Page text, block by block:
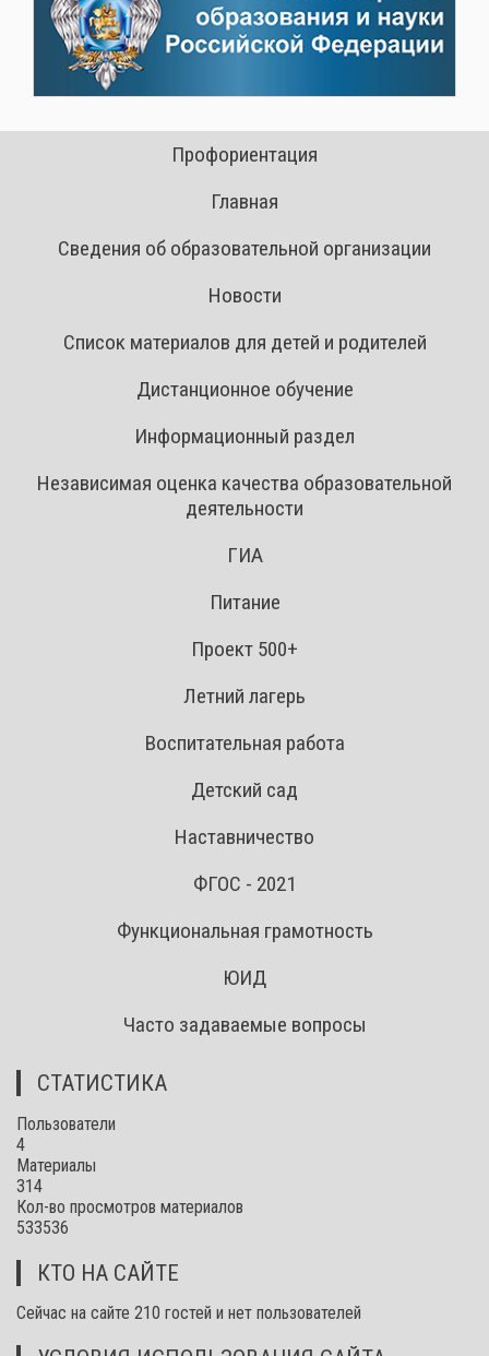
Профориентация
Главная
Сведения об образовательной организации
Новости
Список материалов для детей и родителей
Дистанционное обучение
Информационный раздел
Независимая оценка качества образовательной
деятельности
ГИА
Питание
Проект 500+
Летний лагерь
Воспитательная работа
Детский сад
Наставничество
ФГОС - 2021
Функциональная грамотность
ЮИД
Часто задаваемые вопросы
СТАТИСТИКА
Пользователи
4
Материалы
314
Кол-во просмотров материалов
533536
КТО НА САЙТЕ
Сейчас на сайте 210 гостей и нет пользователей